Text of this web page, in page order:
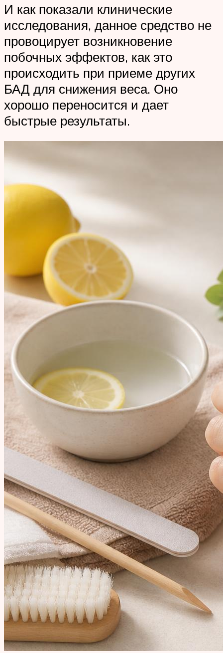
И как показали клинические
исследования, данное средство не
провоцирует возникновение
побочных эффектов, как это
происходить при приеме других
БАД для снижения веса. Оно
хорошо переносится и дает
быстрые результаты.